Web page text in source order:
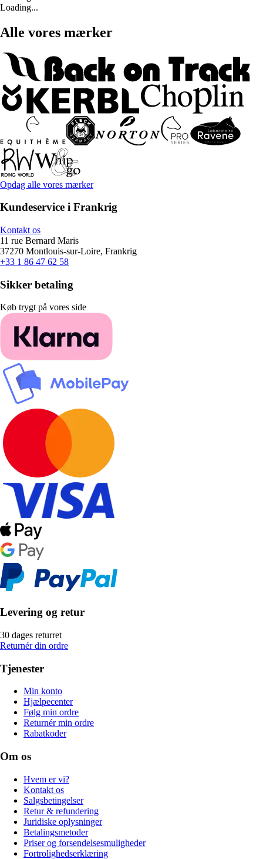
Loading...
Alle vores mærker
Opdag alle vores mærker
Kundeservice i Frankrig
Kontakt os
11 rue Bernard Maris
37270 Montlouis-sur-Loire, Frankrig
+33 1 86 47 62 58
Sikker betaling
Køb trygt på vores side
Levering og retur
30 dages returret
Returnér din ordre
Tjenester
Min konto
Hjælpecenter
Følg min ordre
Returnér min ordre
Rabatkoder
Om os
Hvem er vi?
Kontakt os
Salgsbetingelser
Retur & refundering
Juridiske oplysninger
Betalingsmetoder
Priser og forsendelsesmuligheder
Fortrolighedserklæring